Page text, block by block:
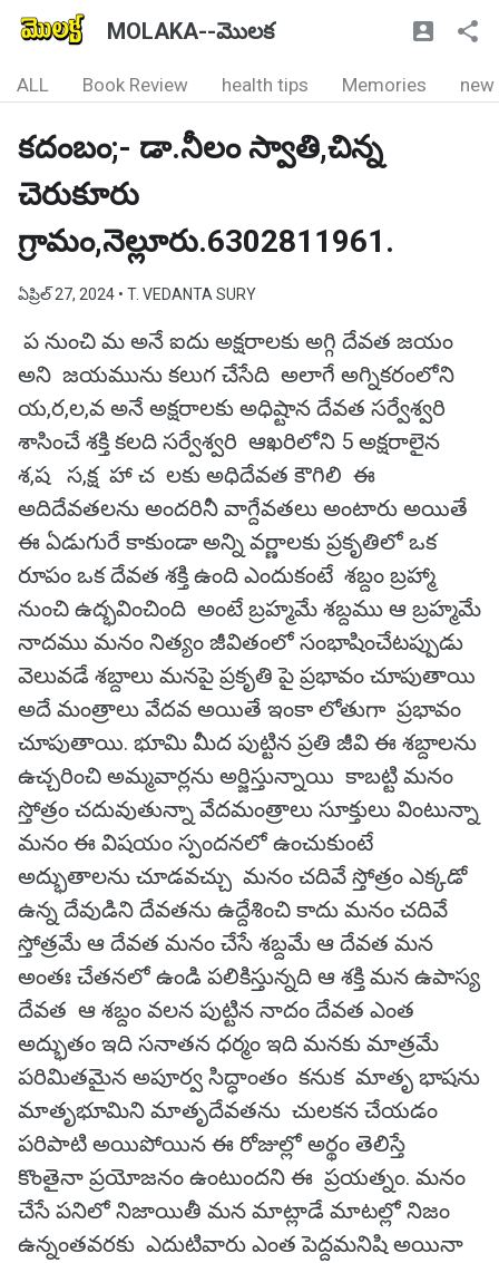
MOLAKA--మొలక
ALL Book Review health tips Memories new
కదంబం;- డా.నీలం స్వాతి,చిన్న
చెరుకూరు
గ్రామం,నెల్లూరు.6302811961.
ఏప్రిల్ 27, 2024 • T. VEDANTA SURY
ప నుంచి మ అనే ఐదు అక్షరాలకు అగ్గి దేవత జయం
అని జయమును కలుగ చేసేది అలాగే అగ్నికరంలోని
య,ర,ల,వ అనే అక్షరాలకు అధిష్టాన దేవత సర్వేశ్వరి
శాసించే శక్తి కలది సర్వేశ్వరి ఆఖరిలోని 5 అక్షరాలైన
శ,ష స,క్ష హా చ లకు అధిదేవత కౌగిలి ఈ
అదిదేవతలను అందరినీ వాగ్దేవతలు అంటారు అయితే
ఈ ఏడుగురే కాకుండా అన్ని వర్ణాలకు ప్రకృతిలో ఒక
రూపం ఒక దేవత శక్తి ఉంది ఎందుకంటే శబ్దం బ్రహ్మా
నుంచి ఉద్భవించింది అంటే బ్రహ్మమే శబ్దము ఆ బ్రహ్మమే
నాదము మనం నిత్యం జీవితంలో సంభాషించేటప్పుడు
వెలువడే శబ్దాలు మనపై ప్రకృతి పై ప్రభావం చూపుతాయి
అదే మంత్రాలు వేదవ అయితే ఇంకా లోతుగా ప్రభావం
చూపుతాయి. భూమి మీద పుట్టిన ప్రతి జీవి ఈ శబ్దాలను
ఉచ్చరించి అమ్మవార్లను అర్జిస్తున్నాయి కాబట్టి మనం
స్తోత్రం చదువుతున్నా వేదమంత్రాలు సూక్తులు వింటున్నా
మనం ఈ విషయం స్పందనలో ఉంచుకుంటే
అద్భుతాలను చూడవచ్చు మనం చదివే స్తోత్రం ఎక్కడో
ఉన్న దేవుడిని దేవతను ఉద్దేశించి కాదు మనం చదివే
స్తోత్రమే ఆ దేవత మనం చేసే శబ్దమే ఆ దేవత మన
అంతః చేతనలో ఉండి పలికిస్తున్నది ఆ శక్తి మన ఉపాస్య
దేవత ఆ శబ్దం వలన పుట్టిన నాదం దేవత ఎంత
అద్భుతం ఇది సనాతన ధర్మం ఇది మనకు మాత్రమే
పరిమితమైన అపూర్వ సిద్ధాంతం కనుక మాతృ భాషను
మాతృభూమిని మాతృదేవతను చులకన చేయడం
పరిపాటి అయిపోయిన ఈ రోజుల్లో అర్థం తెలిస్తే
కొంతైనా ప్రయోజనం ఉంటుందని ఈ ప్రయత్నం. మనం
చేసే పనిలో నిజాయితీ మన మాట్లాడే మాటల్లో నిజం
ఉన్నంతవరకు ఎదుటివారు ఎంత పెద్దమనిషి అయినా